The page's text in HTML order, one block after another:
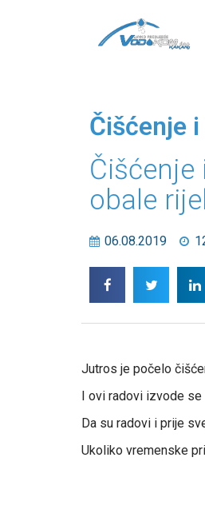
Čišćenje
Čišćenje
obale
06.08.2019
Jutros je počelo
I ovi radovi izvode se
Da su radovi i prije
Ukoliko vremenske